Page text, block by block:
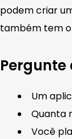
podem criar
também tem
Pergunte
Um
Quanta
Você